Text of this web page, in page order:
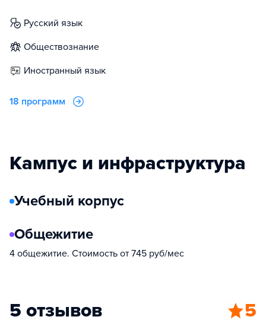
русский язык
обществознание
иностранный язык
18 программ
Кампус и инфраструктура
Учебный корпус
Общежитие
4 общежитие. Стоимость от 745 руб/мес
5 отзывов 5